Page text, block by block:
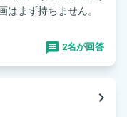
はまず持ちません。
2名が回答
navigate_next